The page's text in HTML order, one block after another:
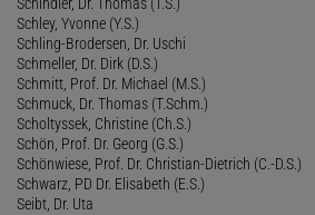
Schley, Yvonne (Y.S.)
Schling-Brodersen, Dr. Uschi
Schmeller, Dr. Dirk (D.S.)
Schmitt, Prof. Dr. Michael (M.S.)
Schmuck, Dr. Thomas (T.Schm.)
Scholtyssek, Christine (Ch.S.)
Schön, Prof. Dr. Georg (G.S.)
Schönwiese, Prof. Dr. Christian-Dietrich (C.-D.S.)
Schwarz, PD Dr. Elisabeth (E.S.)
Seibt, Dr. Uta